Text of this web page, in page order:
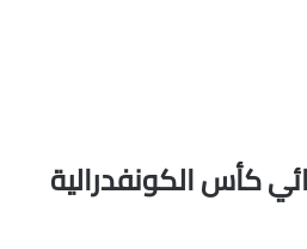
كأس الكونفدرالية